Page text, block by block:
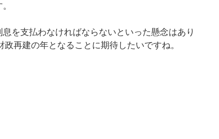
を支払わなければならないといった懸念はあり
再建の年となることに期待したいですね。